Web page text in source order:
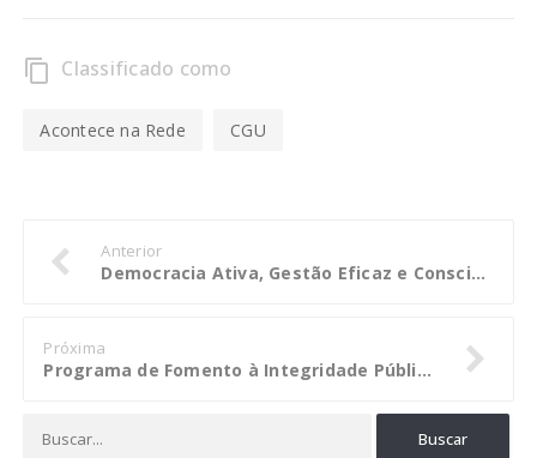
content_copy Classificado como
Acontece na Rede CGU
Anterior
Democracia Ativa, Gestão Eficaz e Consciência Cidadã, chegam a Juína dia 5
Próxima
Programa de Fomento à Integridade Pública recebe adesão do MDIC e Inmetro